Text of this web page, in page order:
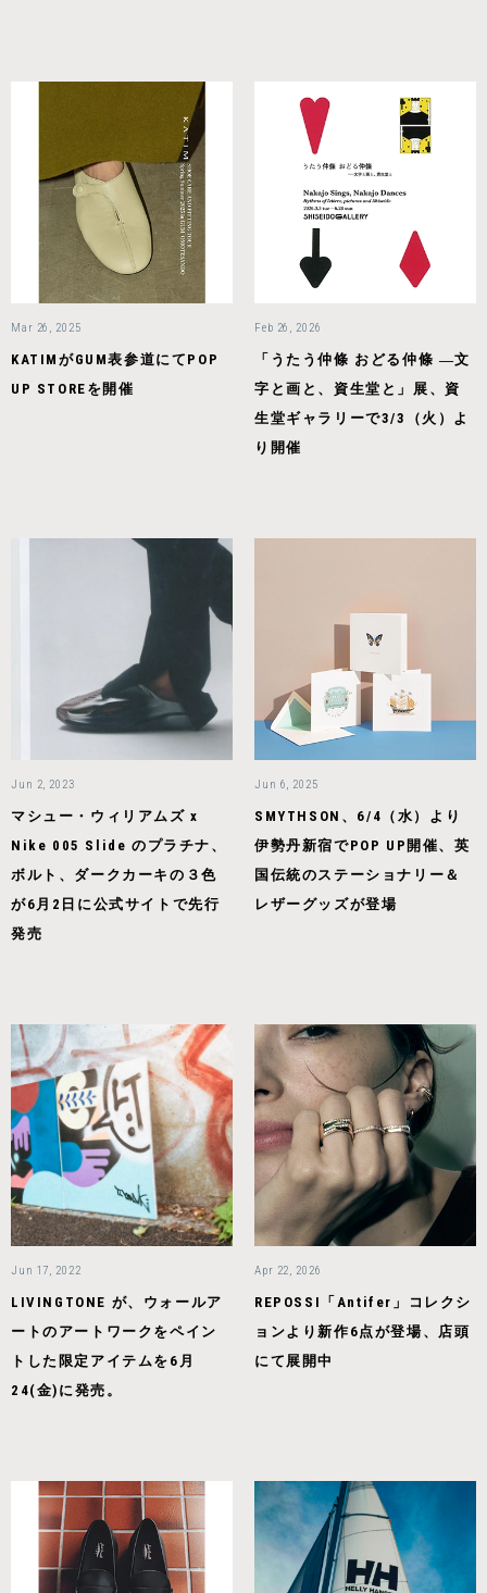
Mar 26, 2025
KATIMがGUM表参道にてPOP
UP STOREを開催
Feb 26, 2026
「うたう仲條 おどる仲條 ―文
字と画と、資生堂と」展、資
生堂ギャラリーで3/3（火）よ
り開催
Jun 2, 2023
マシュー・ウィリアムズ x
Nike 005 Slide のプラチナ、
ボルト、ダークカーキの３色
が6月2日に公式サイトで先行
発売
Jun 6, 2025
SMYTHSON、6/4（水）より
伊勢丹新宿でPOP UP開催、英
国伝統のステーショナリー＆
レザーグッズが登場
Jun 17, 2022
LIVINGTONE が、ウォールア
ートのアートワークをペイン
トした限定アイテムを6月
24(金)に発売。
Apr 22, 2026
REPOSSI「Antifer」コレクシ
ョンより新作6点が登場、店頭
にて展開中